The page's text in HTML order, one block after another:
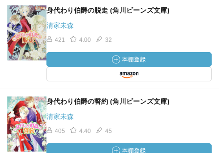
身代わり伯爵の脱走 (角川ビーンズ文庫)
清家未森
421 4.00 32
身代わり伯爵の誓約 (角川ビーンズ文庫)
清家未森
405 4.40 45